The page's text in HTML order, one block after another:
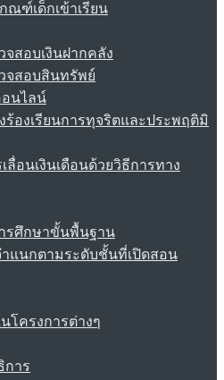
ณฑ์เด็กเข้าเรียน
สอบเงินฝากคลัง
จสอบสินทรัพย์
นไลน์
ร้องเรียนการทุจริตและประพฤติมิ
ลื่อนเงินเดือนด้วยวิธีการทาง
รศึกษาขั้นพื้นฐาน
ำแนกตามระดับชั้นที่เปิดสอน
โครงการต่างๆ
การ